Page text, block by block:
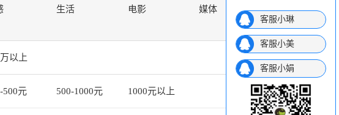
客服小琳
客服小美
客服小娟
生活 电影
媒体
以上
500元 500-1000元 1000元以上